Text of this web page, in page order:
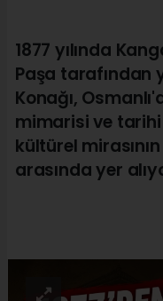
1877 yılında
Paşa tarafından
Konağı,
mimarisi ve tarihi
kültürel
arasında yer